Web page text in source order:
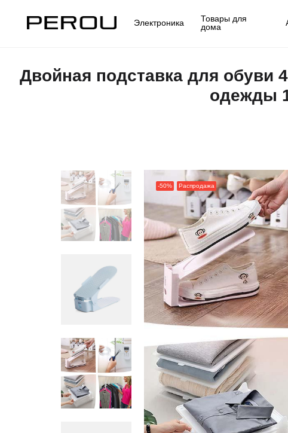
Электроника Товары для
дома
Двойная подставка для обуви
одежды
-50% Распродажа